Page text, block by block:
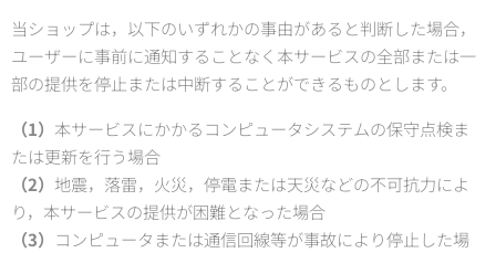
当ショップは，以下のいずれかの事由があると判断した場合，
ユーザーに事前に通知することなく本サービスの全部または一
部の提供を停止または中断することができるものとします。
（1） 本サービスにかかるコンピュータシステムの保守点検ま
たは更新を行う場合
（2） 地震，落雷，火災，停電または天災などの不可抗力によ
り，本サービスの提供が困難となった場合
（3） コンピュータまたは通信回線等が事故により停止した場